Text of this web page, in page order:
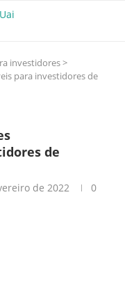
investidores>
para investidores de
de
de 2022
0